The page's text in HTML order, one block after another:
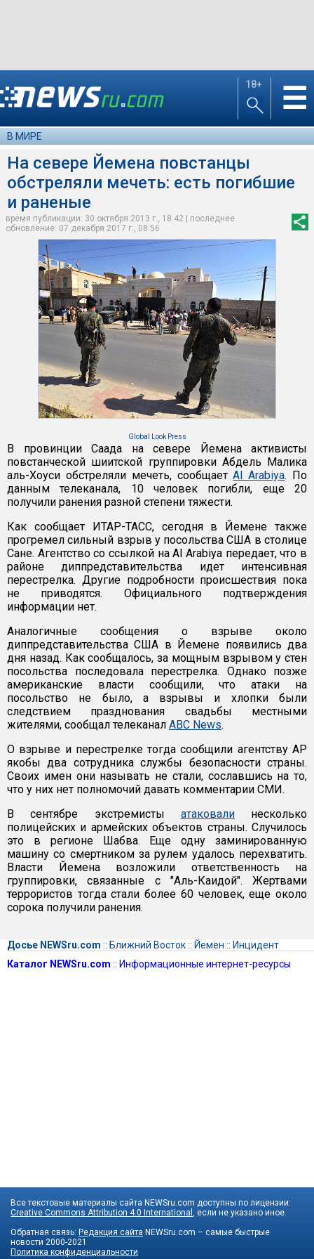
18+ ☰
В МИРЕ
На севере Йемена повстанцы
обстреляли мечеть: есть погибшие
и раненые
время публикации: 30 октября 2013 г., 18:42 | последнее
обновление: 07 декабря 2017 г., 08:56
Global Look Press
В провинции Саада на севере Йемена активисты
повстанческой шиитской группировки Абдель Малика
аль-Хоуси обстреляли мечеть, сообщаетAl Arabiya. По
данным телеканала, 10 человек погибли, еще 20
получили ранения разной степени тяжести.
Как сообщает ИТАР-ТАСС, сегодня в Йемене также
прогремел сильный взрыв у посольства США в столице
Сане. Агентство со ссылкой на Al Arabiya передает, что в
районе диппредставительства идет интенсивная
перестрелка. Другие подробности происшествия пока
не приводятся. Официального подтверждения
информации нет.
Аналогичные сообщения о взрыве около
диппредставительства США в Йемене появились два
дня назад. Как сообщалось, за мощным взрывом у стен
посольства последовала перестрелка. Однако позже
американские власти сообщили, что атаки на
посольство не было, а взрывы и хлопки были
следствием празднования свадьбы местными
жителями, сообщал телеканал ABC News.
О взрыве и перестрелке тогда сообщили агентству AP
якобы два сотрудника службы безопасности страны.
Своих имен они называть не стали, сославшись на то,
что у них нет полномочий давать комментарии СМИ.
В сентябре экстремисты атаковалинесколько
полицейских и армейских объектов страны. Случилось
это в регионе Шабва. Еще одну заминированную
машину со смертником за рулем удалось перехватить.
Власти Йемена возложили ответственность на
группировки, связанные с "Аль-Каидой". Жертвами
террористов тогда стали более 60 человек, еще около
сорока получили ранения.
Досье NEWSru.com :: Ближний Восток:: Йемен :: Инцидент
Каталог NEWSru.com :: Информационные интернет-ресурсы
Все текстовые материалы сайта NEWSru.com доступны по лицензии:
Creative Commons Attribution 4.0 International
, если не указано иное.
Обратная связь: Редакция сайта NEWSru.com – самые быстрые
новости 2000-2021
Политика конфиденциальности